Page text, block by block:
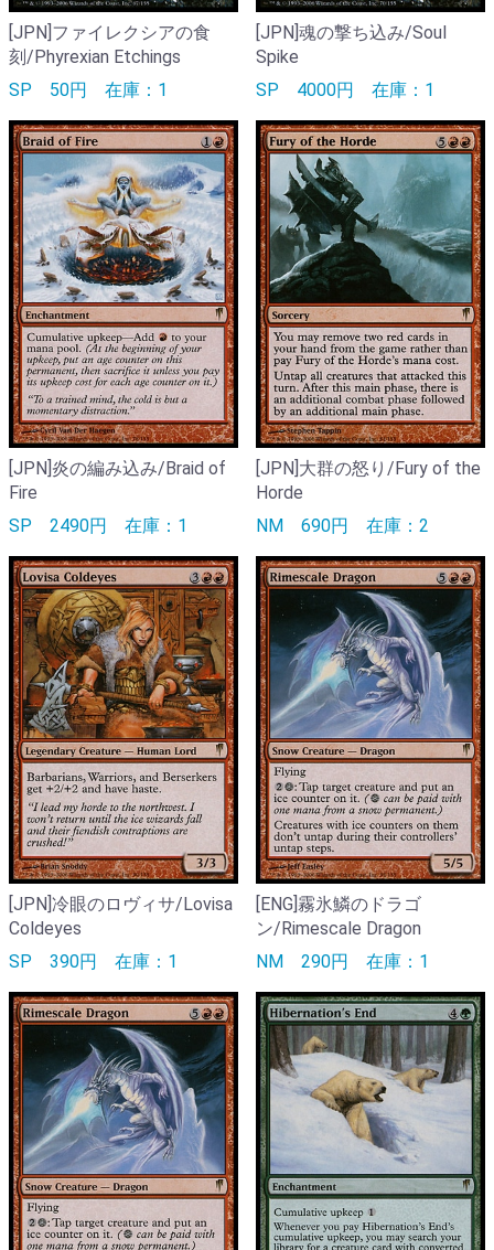
[JPN]ファイレクシアの食
刻/Phyrexian Etchings
SP 50円 在庫：1
[JPN]魂の撃ち込み/Soul
Spike
SP 4000円 在庫：1
[JPN]炎の編み込み/Braid of
Fire
SP 2490円 在庫：1
[JPN]大群の怒り/Fury of the
Horde
NM 690円 在庫：2
[JPN]冷眼のロヴィサ/Lovisa
Coldeyes
SP 390円 在庫：1
[ENG]霧氷鱗のドラゴ
ン/Rimescale Dragon
NM 290円 在庫：1